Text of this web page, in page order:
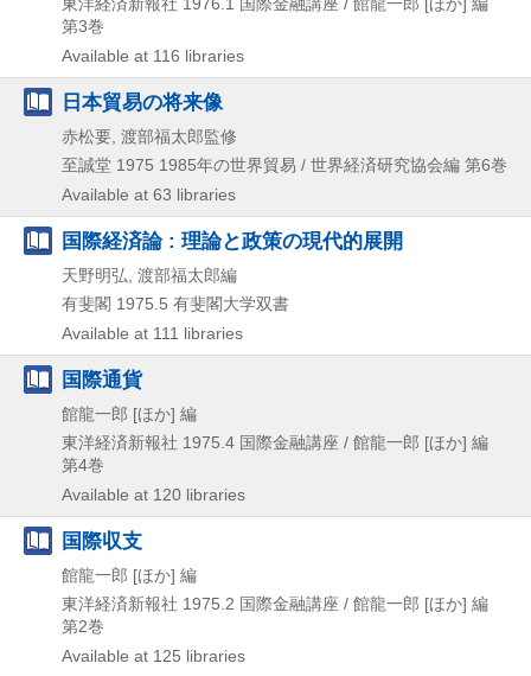
第3巻
Available at 116 libraries
日本貿易の将来像
赤松要, 渡部福太郎監修
至誠堂 1975 1985年の世界貿易 / 世界経済研究協会編 第6巻
Available at 63 libraries
国際経済論 : 理論と政策の現代的展開
天野明弘, 渡部福太郎編
有斐閣 1975.5 有斐閣大学双書
Available at 111 libraries
国際通貨
館龍一郎 [ほか] 編
東洋経済新報社 1975.4 国際金融講座 / 館龍一郎 [ほか] 編
第4巻
Available at 120 libraries
国際収支
館龍一郎 [ほか] 編
東洋経済新報社 1975.2 国際金融講座 / 館龍一郎 [ほか] 編
第2巻
Available at 125 libraries